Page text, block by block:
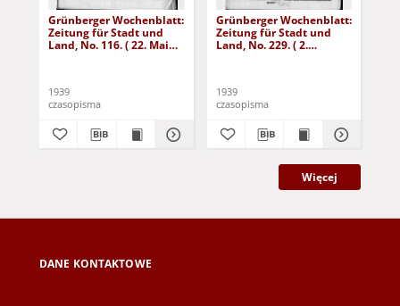
Grünberger Wochenblatt:
Zeitung für Stadt und
Land, No. 116. ( 22. Mai
1939
czasopisma
Grünberger Wochenblatt:
Zeitung für Stadt und
Land, No. 229. ( 2.
1939
czasopisma
Więcej
DANE KONTAKTOWE